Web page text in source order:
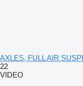
AXLES, FULL AIR
22
VIDEO